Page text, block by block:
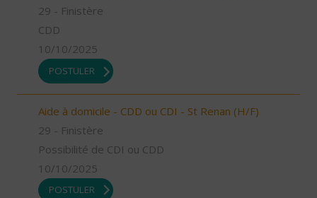
29 - Finistère
CDD
10/10/2025
POSTULER
Aide à domicile - CDD ou CDI - St Renan (H/F)
29 - Finistère
Possibilité de CDI ou CDD
10/10/2025
POSTULER